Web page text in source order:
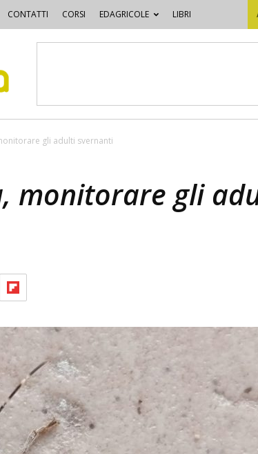
CONTATTI CORSI EDAGRICOLE LIBRI
gli adulti svernanti
monitorare gli